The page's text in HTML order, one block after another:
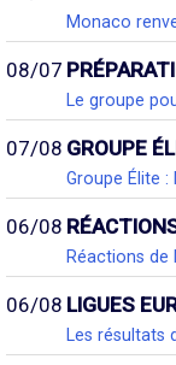
Monaco
08/07
Le groupe
07/08 GROUPE
Groupe Élite
06/08
Réactions
06/08 LIGUES
Les résultats